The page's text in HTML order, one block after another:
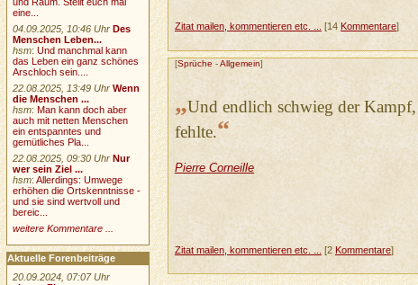
Zitat mailen, kommentieren etc. ...
[14Kommentare]
[Sprüche -Allgemein]
„Und endlich schwieg der
fehlte.“
Pierre Corneille
Zitat mailen, kommentieren etc. ...
[2 Kommentare]
eine...
04.09.2025, 10:46 Uhr Des
Menschen Leben...
hsm:Und manchmal kann
das Leben ein ganz schönes
Arschloch sein....
22.08.2025, 13:49 Uhr Wenn
die Menschen ...
hsm:Man kann doch aber
auch mit netten Menschen
ein entspanntes und
gemütliches Pla...
22.08.2025, 09:30 Uhr Nur
wer sein Ziel ...
hsm:Allerdings: Umwege
erhöhen die Ortskenntnisse -
und sie sind wertvoll und
bereic...
weitere Kommentare ...
Aktuelle Forenbeiträge
20.09.2024, 07:07 Uhr